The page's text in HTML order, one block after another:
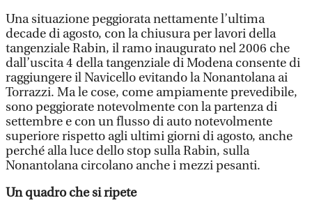
Una situazione peggiorata nettamente l’ultima
decade di agosto, con la chiusura per lavori della
tangenziale Rabin, il ramo inaugurato nel 2006 che
dall’uscita 4 della tangenziale di Modena consente di
raggiungere il Navicello evitando la Nonantolana ai
Torrazzi. Ma le cose, come ampiamente prevedibile,
sono peggiorate notevolmente con la partenza di
settembre e con un flusso di auto notevolmente
superiore rispetto agli ultimi giorni di agosto, anche
perché alla luce dello stop sulla Rabin, sulla
Nonantolana circolano anche i mezzi pesanti.
Un quadro che si ripete